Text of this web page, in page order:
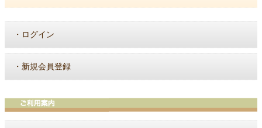
・ ログイン
・ 新規会員登録